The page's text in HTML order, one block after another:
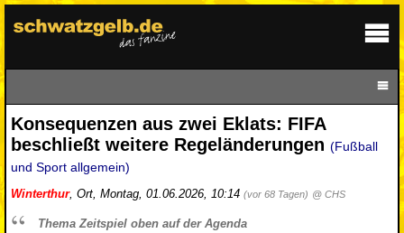
Konsequenzen aus zwei Eklats: FIFA
beschließt weitere Regeländerungen (Fußball
und Sport allgemein)
Winterthur, Ort, Montag, 01.06.2026, 10:14 (vor 68 Tagen) @ CHS
Thema Zeitspiel oben auf der Agenda